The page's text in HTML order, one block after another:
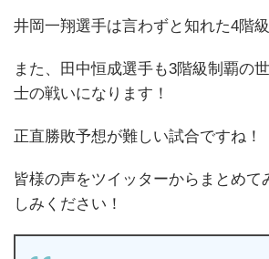
井岡一翔選手は言わずと知れた4階
また、田中恒成選手も3階級制覇の
士の戦いになります！
正直勝敗予想が難しい試合ですね！
皆様の声をツイッターからまとめて
しみください！